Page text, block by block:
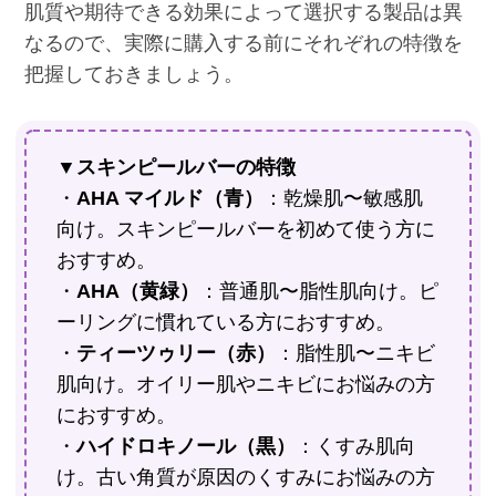
肌質や期待できる効果によって選択する製品は異
なるので、実際に購入する前にそれぞれの特徴を
把握しておきましょう。
▼スキンピールバーの特徴
・ AHA マイルド（青）
：乾燥肌〜敏感肌
向け。スキンピールバーを初めて使う方に
おすすめ。
・ AHA（黄緑）
：普通肌〜脂性肌向け。ピ
ーリングに慣れている方におすすめ。
・ ティーツゥリー（赤）
：脂性肌〜ニキビ
肌向け。オイリー肌やニキビにお悩みの方
におすすめ。
・ハイドロキノール（黒）
：くすみ肌向
け。古い角質が原因のくすみにお悩みの方